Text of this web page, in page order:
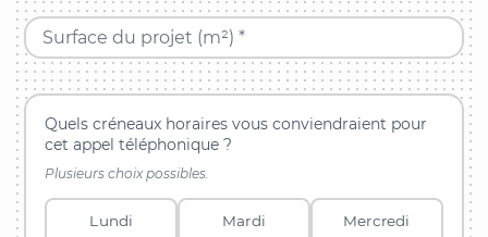
Surface du projet (m²) *
Quels créneaux horaires vous conviendraient pour
cet appel téléphonique ?
Plusieurs choix possibles.
Lundi Mardi Mercredi